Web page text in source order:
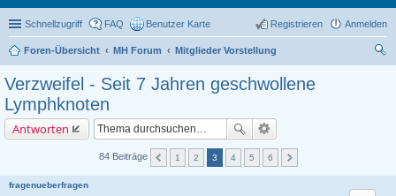
Schnellzugriff FAQ Benutzer Karte Anmelden
Registrieren
Foren-Übersicht MH Forum
Mitglieder Vorstellung
Verzweifel - Seit 7 Jahren geschwollene
Lymphknoten
Antworten
84 Beiträge 1 2 3 4 5 6
fragenueberfragen